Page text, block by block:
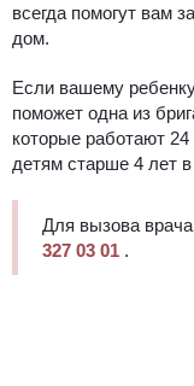
всегда помогут вам
дом.
Если вашему
поможет одна из
которые работают
детям старше 4 лет
Для вызова
327 03 01 .